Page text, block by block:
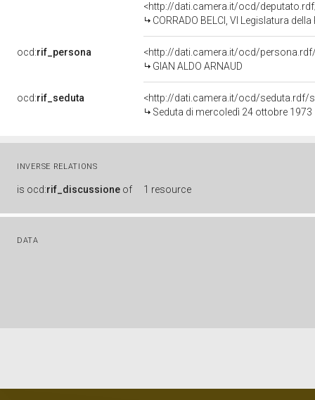
<http://dati.camera.it/ocd/
CORRADO BELCI, VI Legislatura
ocd:rif_persona
<http://dati.camera.it/ocd/
GIAN ALDO ARNAUD
ocd:rif_seduta
<http://dati.camera.it/ocd/seduta.rdf/
Seduta di mercoledì 24 ottobre 1973
INVERSE RELATIONS
is ocd:rif_discussione of 1 resource
DATA